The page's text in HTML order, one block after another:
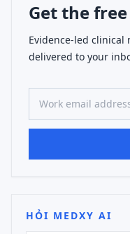
Get the
Evidence-led
delivered to your
Work email
HỎI MEDXY AI